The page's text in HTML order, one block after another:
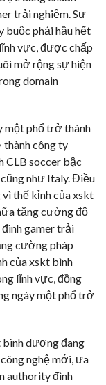
trải nghiệm. Sự
buộc phải hầu hết
vực, được chấp
mở rộng sự hiện
domain
một phổ trở thành
công ty
CLB soccer bậc
như Italy. Điều
thế kỉnh của xskt
tăng cường độ
gamer trải
cường pháp
của xskt bình
lĩnh vực, đồng
ngày một phổ trở
bình dương đang
nghệ mới, ưa
authority đình